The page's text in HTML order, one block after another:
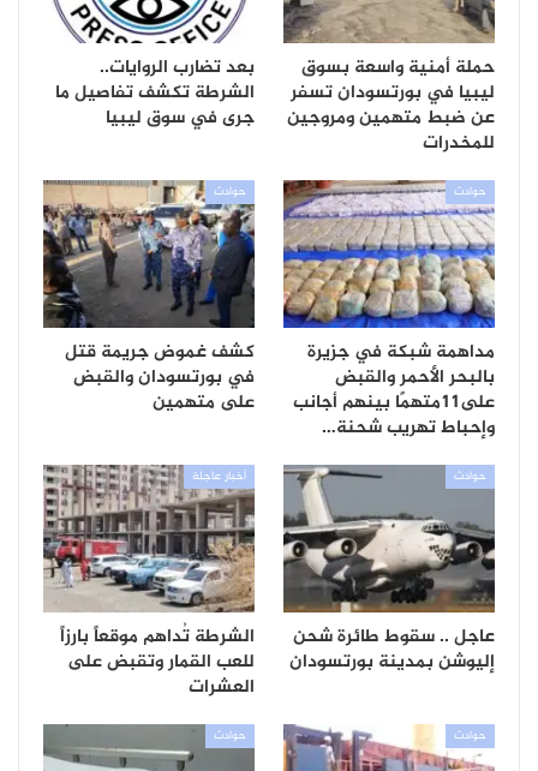
حملة أمنية واسعة بسوق
ليبيا في بورتسودان تسفر
عن ضبط متهمين ومروجين
للمخدرات
بعد تضارب الروايات..
الشرطة تكشف تفاصيل ما
جرى في سوق ليبيا
حوادث
مداهمة شبكة في جزيرة
بالبحر الأحمر والقبض
على11متهمًا بينهم أجانب
وإحباط تهريب شحنة…
حوادث
كشف غموض جريمة قتل
في بورتسودان والقبض
على متهمين
حوادث
عاجل .. سقوط طائرة شحن
إليوشن بمدينة بورتسودان
أخبار عاجلة
الشرطة تُداهم موقعاً بارزاً
للعب القمار وتقبض على
العشرات
حوادث حوادث